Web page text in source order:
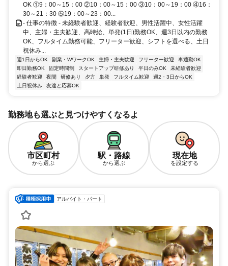
OK ①9：00～15：00 ②10：00～15：00 ③10：00～19：00 ④16：
30～21：30 ⑤19：00～23：00...
- 仕事の特徴 - 未経験者歓迎、経験者歓迎、男性活躍中、女性活躍
中、主婦・主夫歓迎、高時給、単発(1日)勤務OK、週3日以内の勤務
OK、フルタイム勤務可能、フリーター歓迎、シフトを選べる、土日
祝休み...
週1日からOK 副業・WワークOK 主婦・主夫歓迎 フリーター歓迎
車通勤OK
即日勤務OK
固定時間制 スタートアップ研修あり 平日のみOK
未経験者歓迎
経験者歓迎
夜間 研修あり 夕方 単発 フルタイム歓迎
週2・3日からOK
土日祝休み
友達と応募OK
勤務地も選ぶと見つけやすくなるよ
市区町村
から選ぶ
駅・路線
から選ぶ
現在地
を設定する
アルバイト・パート